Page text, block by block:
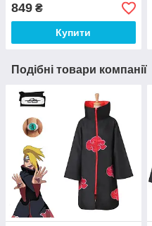
849 ₴
Купити
Подібні товари компанії